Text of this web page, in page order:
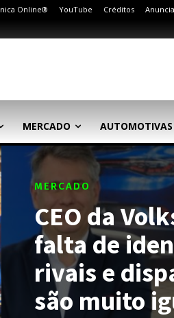
Online® YouTube Créditos
MERCADO AUTOMOTIVAS
MERCADO
CEO da
falta de
rivais e
são muito